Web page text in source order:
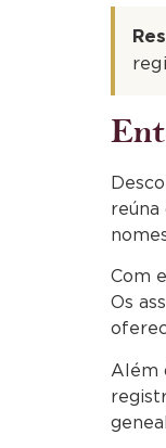
reúna
Com
Os
Além